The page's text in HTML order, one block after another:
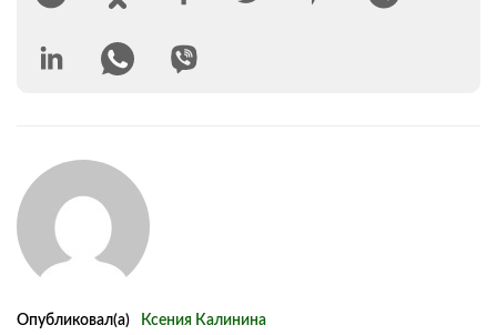
Опубликовал(а) Ксения Калинина